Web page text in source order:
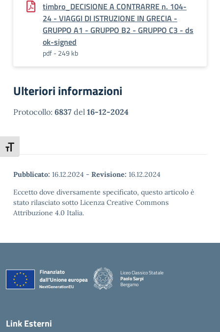
Attiva/disattiva dimensione testo
timbro_DECISIONE A CONTRARRE n. 104-
24 - VIAGGI DI ISTRUZIONE IN GRECIA -
GRUPPO A1 - GRUPPO B2 - GRUPPO C3 - ds
ok-signed
pdf - 249 kb
Ulteriori informazioni
Protocollo: 6837 del 16-12-2024
Pubblicato: 16.12.2024 - Revisione: 16.12.2024
Eccetto dove diversamente specificato, questo articolo è
stato rilasciato sotto Licenza Creative Commons
Attribuzione 4.0 Italia.
Liceo Classico Statale
Paolo Sarpi
Bergamo
— Visita la pagina iniziale della scuola
Link Esterni